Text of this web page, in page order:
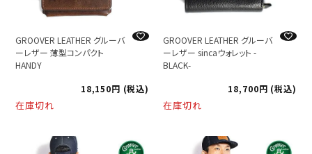
GROOVER LEATHER グルーバ
ーレザー 薄型コンパクト
HANDY
18,150
税込
在庫切れ
GROOVER LEATHER グルーバ
ーレザー sincaウォレット -
BLACK-
18,700
税込
在庫切れ